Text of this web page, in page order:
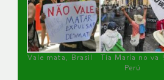
Vale mata, Brasil
Tía María no va !
Perú